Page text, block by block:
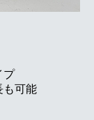
プ
も可能